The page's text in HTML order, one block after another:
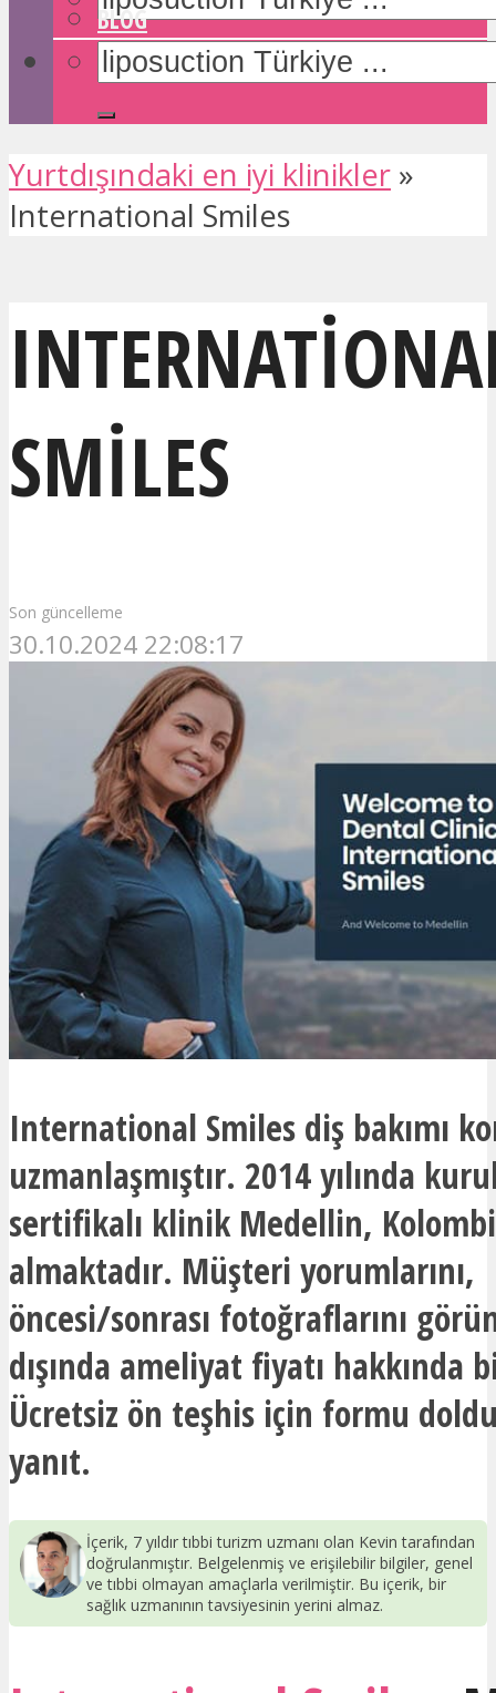
BLOG
Yurtdışındaki en iyi klinikler »
International Smiles
SMILES
Son güncelleme
30.10.2024 22:08:17
International Smiles diş bakımı
uzmanlaşmıştır. 2014 yılında
sertifikalı klinik Medellin,
almaktadır. Müşteri yorumlarını,
öncesi/sonrası fotoğraflarını
dışında ameliyat fiyatı hakkında
Ücretsiz ön teşhis için formu
yanıt.
İçerik, 7 yıldır tıbbi turizm uzmanı olan Kevin tarafından
doğrulanmıştır. Belgelenmiş ve erişilebilir bilgiler, genel
ve tıbbi olmayan amaçlarla verilmiştir. Bu içerik, bir
sağlık uzmanının tavsiyesinin yerini almaz.